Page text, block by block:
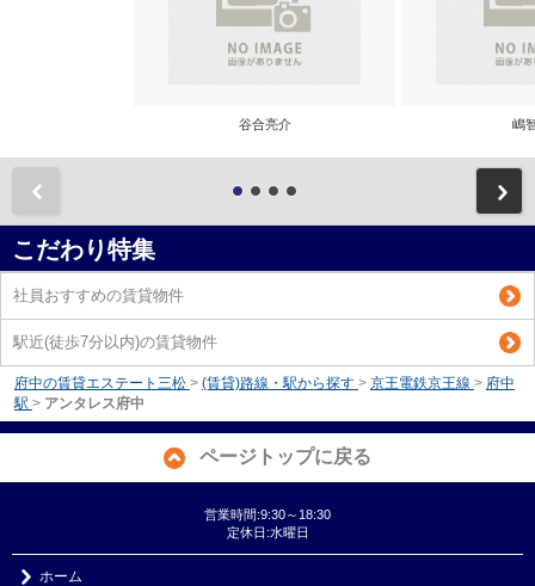
谷合亮介 嶋
こだわり特集
社員おすすめの賃貸物件
駅近(徒歩7分以内)の賃貸物件
府中の賃貸エステート三松 > (賃貸)路線・駅から探す > 京王電鉄京王線 > 府中
駅 > アンタレス府中
ページトップに戻る
営業時間:9:30～18:30
定休日:水曜日
ホーム